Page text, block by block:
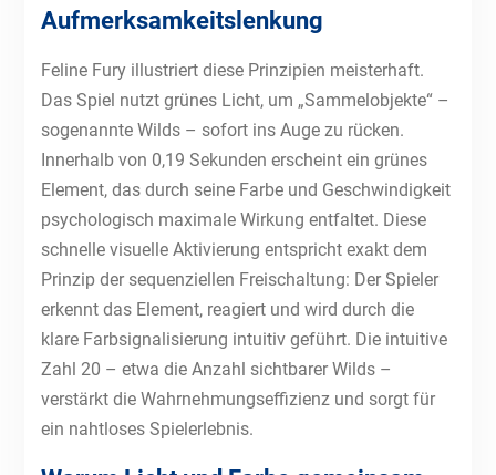
Aufmerksamkeitslenkung
Feline Fury illustriert diese Prinzipien meisterhaft.
Das Spiel nutzt grünes Licht, um „Sammelobjekte“ –
sogenannte Wilds – sofort ins Auge zu rücken.
Innerhalb von 0,19 Sekunden erscheint ein grünes
Element, das durch seine Farbe und Geschwindigkeit
psychologisch maximale Wirkung entfaltet. Diese
schnelle visuelle Aktivierung entspricht exakt dem
Prinzip der sequenziellen Freischaltung: Der Spieler
erkennt das Element, reagiert und wird durch die
klare Farbsignalisierung intuitiv geführt. Die intuitive
Zahl 20 – etwa die Anzahl sichtbarer Wilds –
verstärkt die Wahrnehmungseffizienz und sorgt für
ein nahtloses Spielerlebnis.